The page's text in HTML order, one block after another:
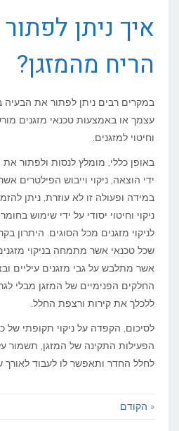
איך ניתן
הריח מהמזגן?
במקרים רבים ניתן לפתור את הבעיה
עצמך או באמצעות טכנאי מזגנים
וחיטוי למזגנים.
באופן כללי, מומלץ לנסות ולפתור
ידי הוצאה, ניקוי וייבוש הפילטרים
במידה ופעולה זו לא עוזרת, ניתן
ניקוי וחיטוי יסודי על ידי שימוש
לניקוי מזגנים מכל הסוגים. היתרון
שכל טכנאי אשר מתמחה בניקוי
אשר מתלבש על גבי מזגנים עיליים
החלקים הפנימיים של המזגן מבלי
ללכלך את קירות ורצפת החלל.
לסיכום, הקפדה על ניקוי תקופתי של
הפעילות התקינה של המזגן, תשמור
לחלל החדר ותאפשר לו לעבוד לאורך
« הקודם